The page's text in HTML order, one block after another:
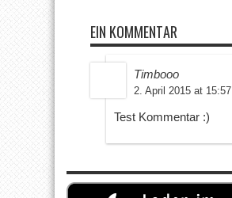
EIN KOMMENTAR
Timbooo
2. April 2015 at 15:57
Test Kommentar :)